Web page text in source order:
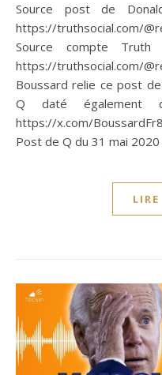
Source post de Donald Trump sur Truth Social :
https://truthsocial.com/
Source compte
https://
Boussard relie ce post
Q daté également
https://x.com/
Post de Q du 31 mai 2020